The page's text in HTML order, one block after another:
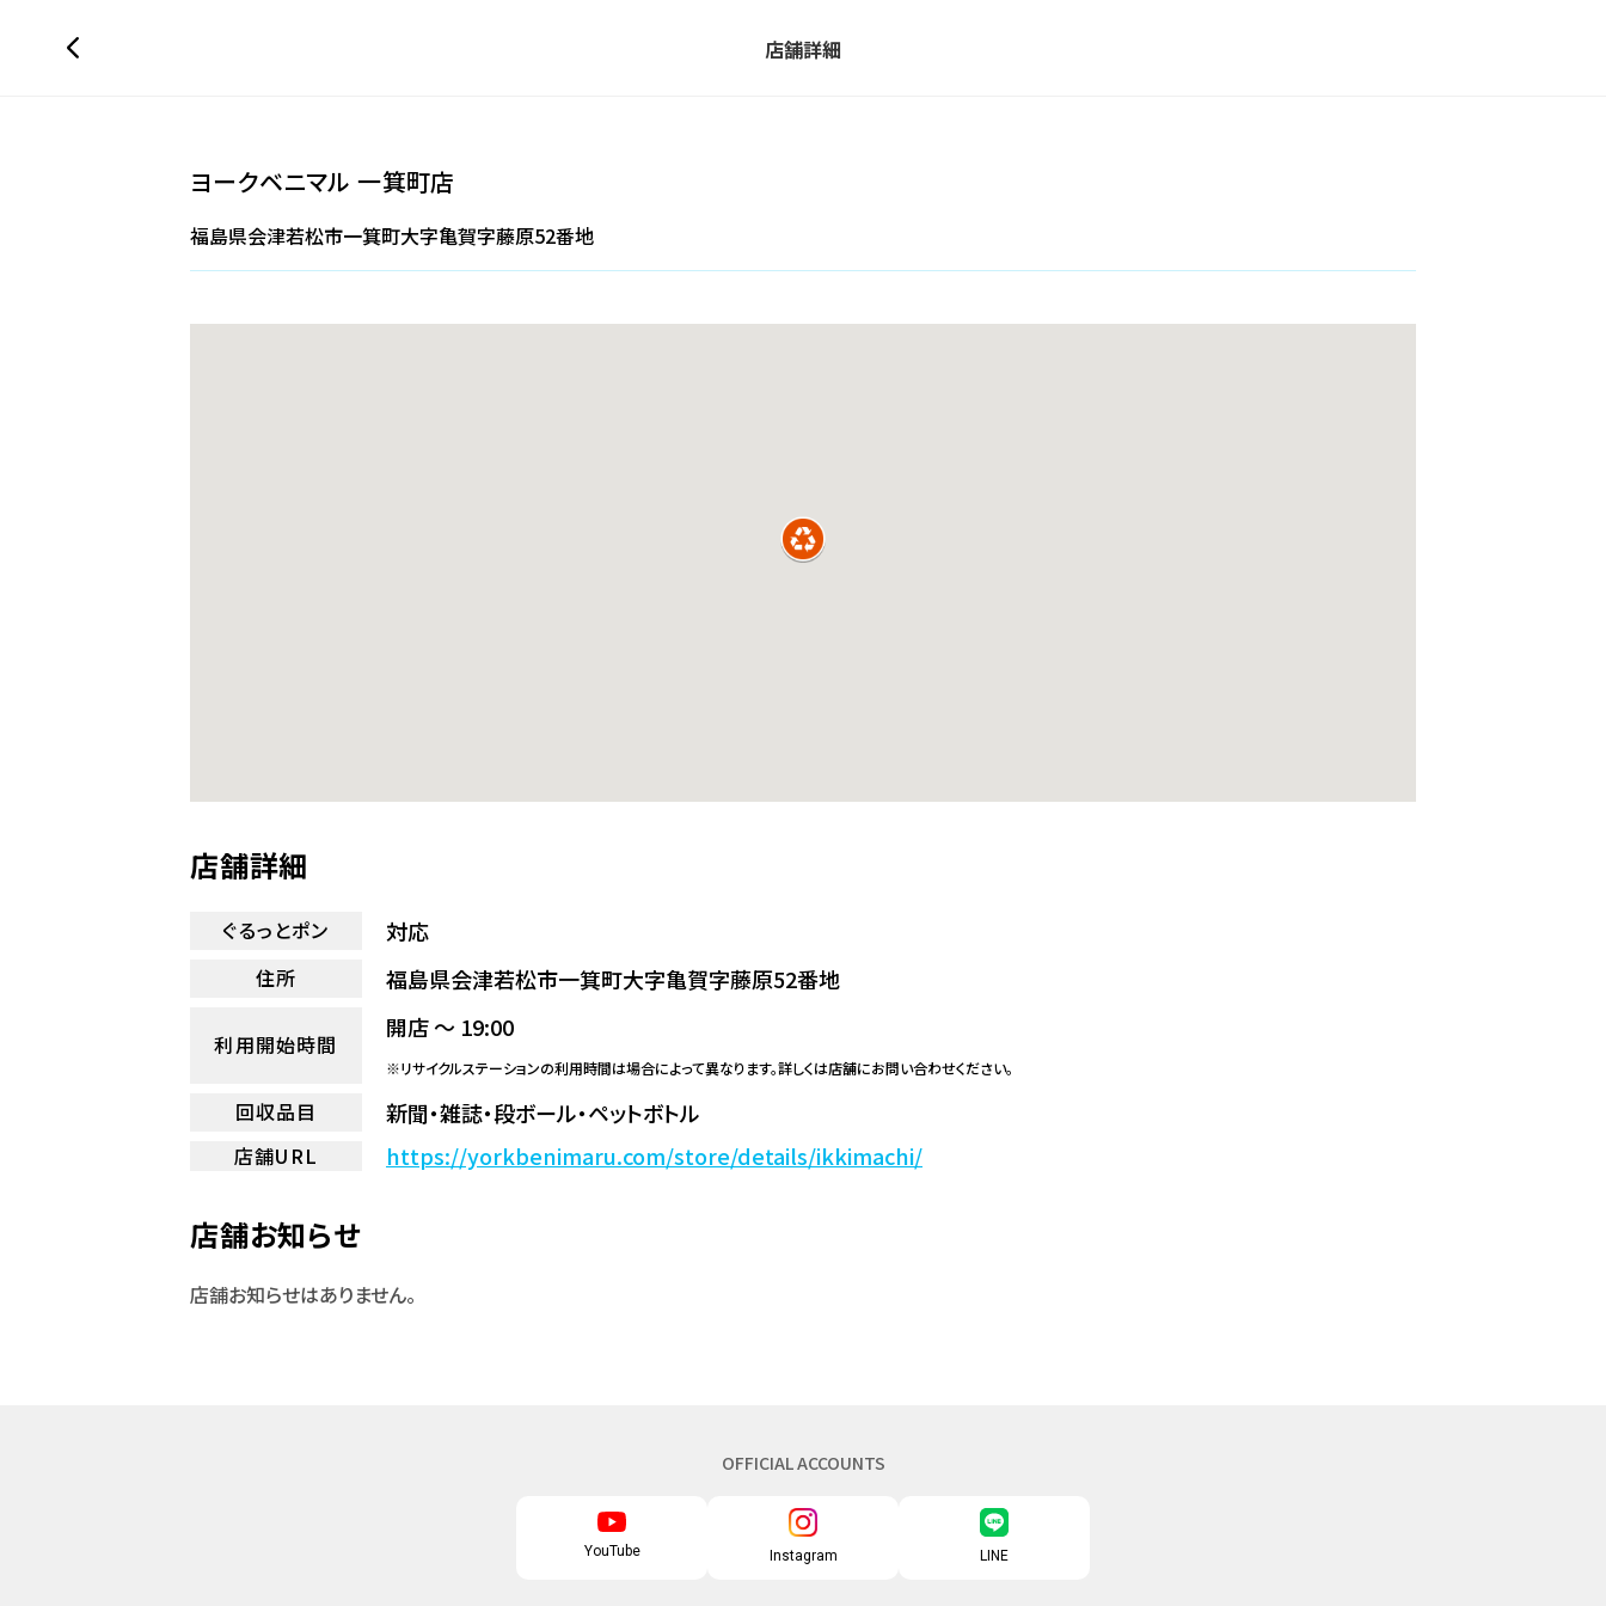
店舗詳細
ヨークベニマル 一箕町店
福島県会津若松市一箕町大字亀賀字藤原52番地
店舗詳細
ぐるっとポン 対応
住所 福島県会津若松市一箕町大字亀賀字藤原52番地
利用開始時間
開店 ～ 19:00
※リサイクルステーションの利用時間は場合によって異なります。詳しくは店舗にお問い合わせください。
回収品目 新聞・雑誌・段ボール・ペットボトル
店舗URL https://yorkbenimaru.com/store/details/ikkimachi/
店舗お知らせ
店舗お知らせはありません。
OFFICIAL ACCOUNTS
YouTube Instagram LINE